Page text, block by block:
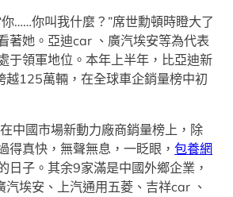
你叫我什麼？”席世勳頓時瞪大了
著她。亞迪car 、廣汽埃安等為代表
于領軍地位。本年上半年，比亞迪新
越125萬輛，在全球車企銷量榜中初
國市場新動力廠商銷量榜上，除
得真快，無聲無息，一眨眼，包養網
日子。其余9家滿是中國外鄉企業，
埃安、上汽通用五菱、吉祥car 、